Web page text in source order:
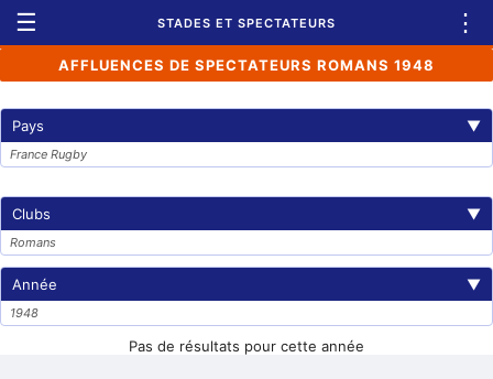
☰ STADES ET SPECTATEURS ⋮
AFFLUENCES DE SPECTATEURS ROMANS 1948
Pays ▼
France Rugby
Clubs ▼
Romans
Année ▼
1948
Pas de résultats pour cette année